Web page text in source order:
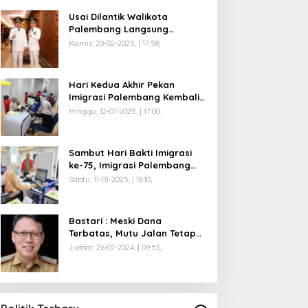
Usai Dilantik Walikota
Palembang Langsung
Mengikuti Retreat di
Kamis, 20-02-2025, | 17:58,
Hari Kedua Akhir Pekan
Imigrasi Palembang Kembali
Dilayani
Minggu, 12-01-2025, | 17:00,
Sambut Hari Bakti Imigrasi
ke-75, Imigrasi Palembang
Buka Paspor Simpatik Akhir
Sabtu, 11-01-2025, | 18:10,
Bastari : Meski Dana
Terbatas, Mutu Jalan Tetap
Diprioritaskan !
Jumat, 26-07-2024, | 09:53,